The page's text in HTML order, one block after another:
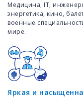
Медицина, IT,
энергетика, кино,
военные
мире.
Яркая и